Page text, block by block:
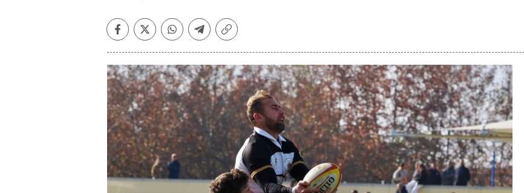
Facebook
TwitterWhatsapp
Telegram
Copiar